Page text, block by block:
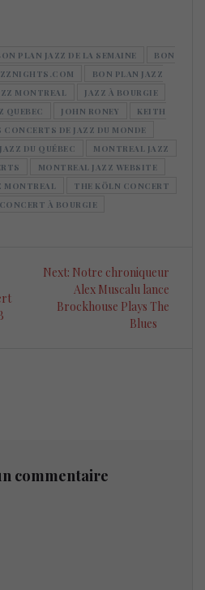
PLAN JAZZ DE LA SEMAINE
BON
BON PLAN JAZZ
MONTREAL
JAZZ À BOURGIE
QUEBEC JOHN RONEY
KEITH
CONCERTS DE JAZZ DU MONDE
DU QUÉBEC
MONTREAL JAZZ
MONTREAL JAZZ WEBSITE
MONTREAL
THE KÖLN CONCERT
À BOURGIE
Next: Next
post:
Notre chroniqueur
Alex Muscalu lance
Brockhouse Plays The
Blues
commentaire